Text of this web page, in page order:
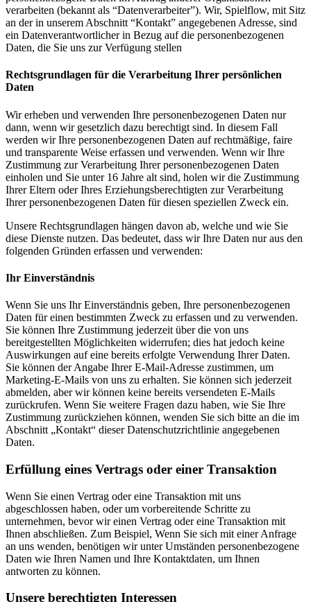
verarbeiten (bekannt als “Datenverarbeiter”). Wir, Spielflow, mit Sitz
an der in unserem Abschnitt “Kontakt” angegebenen Adresse, sind
ein Datenverantwortlicher in Bezug auf die personenbezogenen
Daten, die Sie uns zur Verfügung stellen
Rechtsgrundlagen für die Verarbeitung Ihrer persönlichen
Daten
Wir erheben und verwenden Ihre personenbezogenen Daten nur
dann, wenn wir gesetzlich dazu berechtigt sind. In diesem Fall
werden wir Ihre personenbezogenen Daten auf rechtmäßige, faire
und transparente Weise erfassen und verwenden. Wenn wir Ihre
Zustimmung zur Verarbeitung Ihrer personenbezogenen Daten
einholen und Sie unter 16 Jahre alt sind, holen wir die Zustimmung
Ihrer Eltern oder Ihres Erziehungsberechtigten zur Verarbeitung
Ihrer personenbezogenen Daten für diesen speziellen Zweck ein.
Unsere Rechtsgrundlagen hängen davon ab, welche und wie Sie
diese Dienste nutzen. Das bedeutet, dass wir Ihre Daten nur aus den
folgenden Gründen erfassen und verwenden:
Ihr Einverständnis
Wenn Sie uns Ihr Einverständnis geben, Ihre personenbezogenen
Daten für einen bestimmten Zweck zu erfassen und zu verwenden.
Sie können Ihre Zustimmung jederzeit über die von uns
bereitgestellten Möglichkeiten widerrufen; dies hat jedoch keine
Auswirkungen auf eine bereits erfolgte Verwendung Ihrer Daten.
Sie können der Angabe Ihrer E-Mail-Adresse zustimmen, um
Marketing-E-Mails von uns zu erhalten. Sie können sich jederzeit
abmelden, aber wir können keine bereits versendeten E-Mails
zurückrufen. Wenn Sie weitere Fragen dazu haben, wie Sie Ihre
Zustimmung zurückziehen können, wenden Sie sich bitte an die im
Abschnitt „Kontakt“ dieser Datenschutzrichtlinie angegebenen
Daten.
Erfüllung eines Vertrags oder einer Transaktion
Wenn Sie einen Vertrag oder eine Transaktion mit uns
abgeschlossen haben, oder um vorbereitende Schritte zu
unternehmen, bevor wir einen Vertrag oder eine Transaktion mit
Ihnen abschließen. Zum Beispiel, Wenn Sie sich mit einer Anfrage
an uns wenden, benötigen wir unter Umständen personenbezogene
Daten wie Ihren Namen und Ihre Kontaktdaten, um Ihnen
antworten zu können.
Unsere berechtigten Interessen